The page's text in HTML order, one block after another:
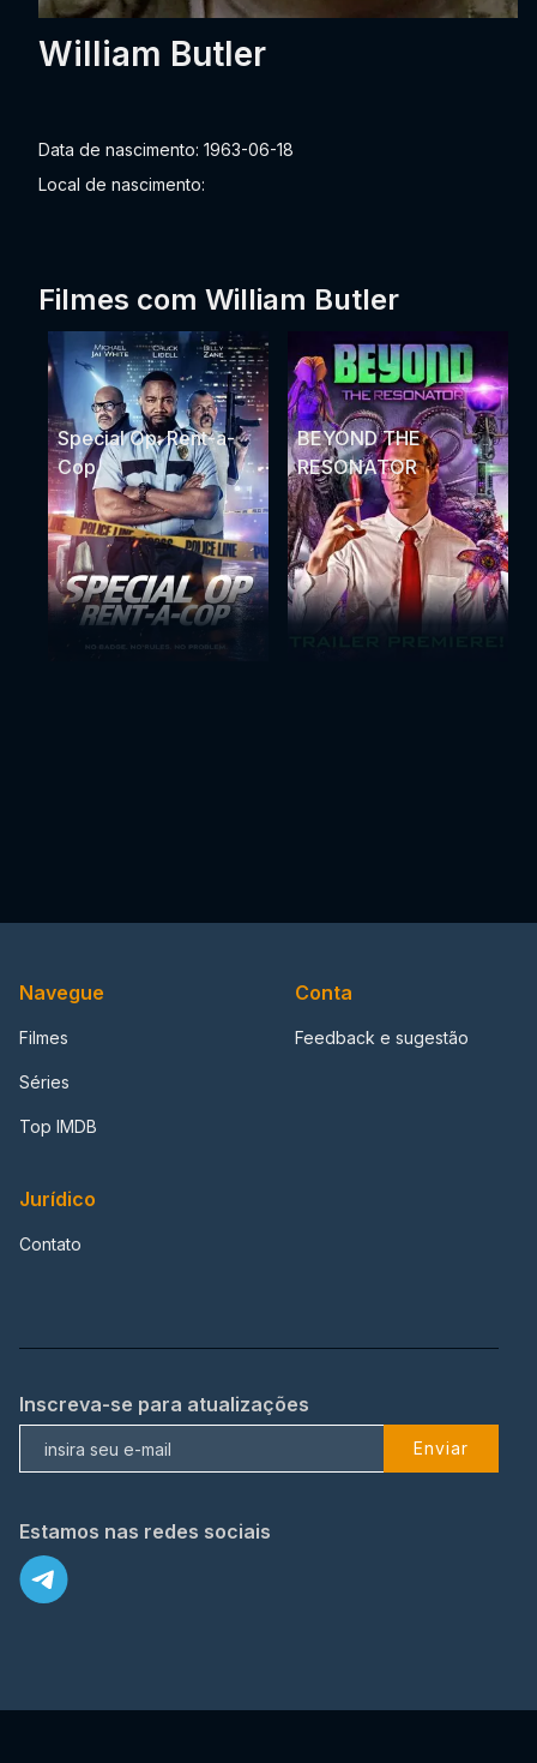
William Butler
Data de nascimento: 1963-06-18
Local de nascimento:
Filmes com William Butler
Special Op: Rent-a-
Cop
BEYOND THE
RESONATOR
Navegue
Filmes
Séries
Top IMDB
Conta
Feedback e sugestão
Jurídico
Contato
Inscreva-se para atualizações
Enviar
Estamos nas redes sociais